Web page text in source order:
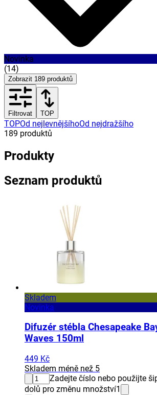
Novinka
(14)
Zobrazit 189 produktů
Filtrovat TOP
TOPOd nejlevnějšíhoOd nejdražšího
189 produktů
Produkty
Seznam produktů
Skladem
Novinka
Difuzér stébla Chesapeake
Waves 150ml
449 Kč
Skladem méně než 5
Zadejte číslo nebo použijte
dolů pro změnu množství1